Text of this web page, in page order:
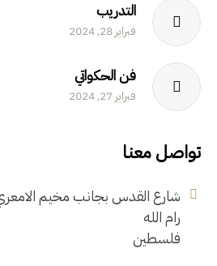
التدريب
فبراير 28, 2024
فن الحكواتي
فبراير 27, 2024
تواصل معنا
شارع القدس بجانب مخيم
رام الله
فلسطين